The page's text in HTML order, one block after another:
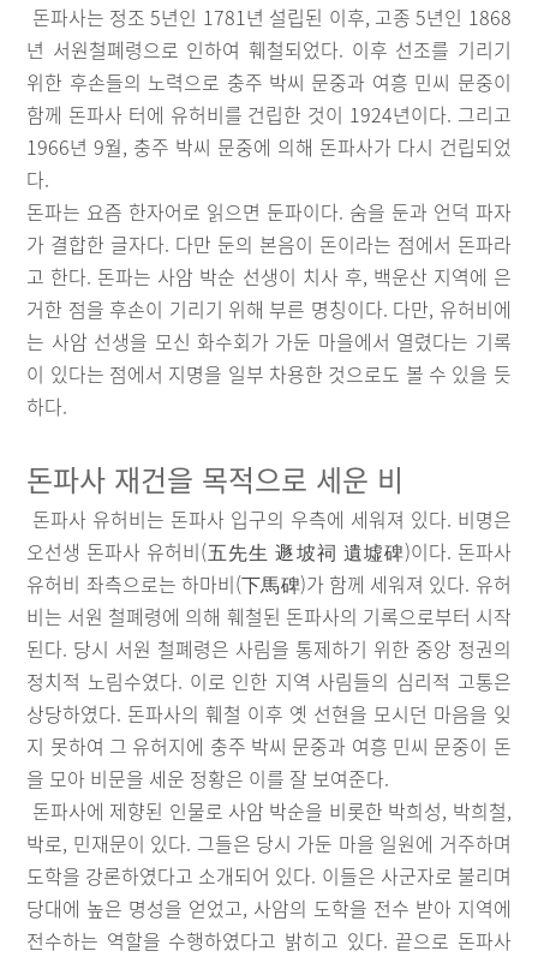
돈파사는 정조 5년인 1781년 설립된 이후, 고종 5년인 1868
년 서원철폐령으로 인하여 훼철되었다. 이후 선조를 기리기
위한 후손들의 노력으로 충주 박씨 문중과 여흥 민씨 문중이
함께 돈파사 터에 유허비를 건립한 것이 1924년이다. 그리고
1966년 9월, 충주 박씨 문중에 의해 돈파사가 다시 건립되었
다.
돈파는 요즘 한자어로 읽으면 둔파이다. 숨을 둔과 언덕 파자
가 결합한 글자다. 다만 둔의 본음이 돈이라는 점에서 돈파라
고 한다. 돈파는 사암 박순 선생이 치사 후, 백운산 지역에 은
거한 점을 후손이 기리기 위해 부른 명칭이다. 다만, 유허비에
는 사암 선생을 모신 화수회가 가둔 마을에서 열렸다는 기록
이 있다는 점에서 지명을 일부 차용한 것으로도 볼 수 있을 듯
하다.
돈파사 재건을 목적으로 세운 비
돈파사 유허비는 돈파사 입구의 우측에 세워져 있다. 비명은
오선생 돈파사 유허비(五先生 遯坡祠 遺墟碑)이다. 돈파사
유허비 좌측으로는 하마비(下馬碑)가 함께 세워져 있다. 유허
비는 서원 철폐령에 의해 훼철된 돈파사의 기록으로부터 시작
된다. 당시 서원 철폐령은 사림을 통제하기 위한 중앙 정권의
정치적 노림수였다. 이로 인한 지역 사림들의 심리적 고통은
상당하였다. 돈파사의 훼철 이후 옛 선현을 모시던 마음을 잊
지 못하여 그 유허지에 충주 박씨 문중과 여흥 민씨 문중이 돈
을 모아 비문을 세운 정황은 이를 잘 보여준다.
돈파사에 제향된 인물로 사암 박순을 비롯한 박희성, 박희철,
박로, 민재문이 있다. 그들은 당시 가둔 마을 일원에 거주하며
도학을 강론하였다고 소개되어 있다. 이들은 사군자로 불리며
당대에 높은 명성을 얻었고, 사암의 도학을 전수 받아 지역에
전수하는 역할을 수행하였다고 밝히고 있다. 끝으로 돈파사